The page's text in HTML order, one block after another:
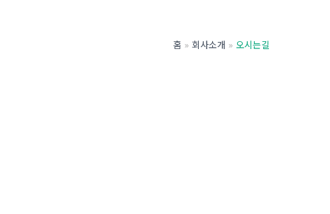
홈 회사소개 오시는길